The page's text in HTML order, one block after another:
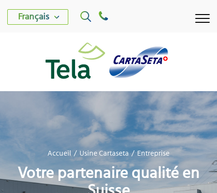
Français
USINE TELA
USINE CARTASETA
PRODUITS
Accueil Usine Cartaseta Entreprise
Votre partenaire qualité en